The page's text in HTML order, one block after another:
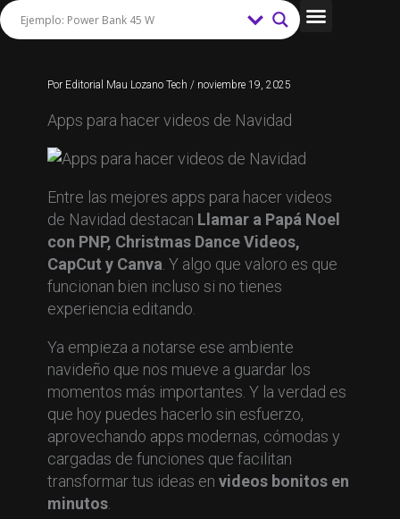
Ir
al
Por Editorial Mau Lozano Tech / noviembre 19, 2025
Apps para hacer videos de Navidad
Entre las mejores apps para hacer videos
de Navidad destacan Llamar a Papá Noel
con PNP, Christmas Dance Videos,
CapCut y Canva . Y algo que valoro es que
funcionan bien incluso si no tienes
experiencia editando.
Ya empieza a notarse ese ambiente
navideño que nos mueve a guardar los
momentos más importantes. Y la verdad es
que hoy puedes hacerlo sin esfuerzo,
aprovechando apps modernas, cómodas y
cargadas de funciones que facilitan
transformar tus ideas en videos bonitos en
minutos.